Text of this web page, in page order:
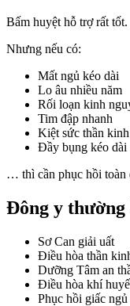
Bấm huyệt hỗ trợ rất tốt.
Nhưng nếu có:
Mất ngủ kéo dài
Lo âu nhiều năm
Rối loạn kinh
Tim đập nhanh
Kiệt sức thần kinh
Đầy bụng kéo dài
… thì cần phục hồi toàn
Đông y thường
Sơ Can giải uất
Điều hòa thần
Dưỡng Tâm an
Điều hòa khí
Phục hồi giấc ngủ